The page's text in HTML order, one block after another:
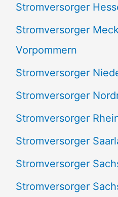
Stromversorger
Stromversorger
Vorpommern
Stromversorger
Stromversorger
Stromversorger
Stromversorger
Stromversorger
Stromversorger